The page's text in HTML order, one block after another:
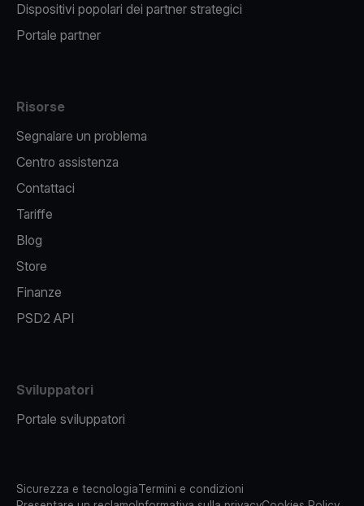
Dispositivi popolari dei partner strategici
Portale partner
Risorse
Segnalare un problema
Centro assistenza
Contattaci
Tariffe
Blog
Store
Finanze
PSD2 API
Sviluppatori
Portale sviluppatori
Sicurezza e tecnologiaTermini e condizioni